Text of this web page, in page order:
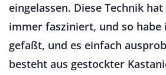
eingelassen. Diese Technik
immer fasziniert, und so habe
gefaßt, und es einfach
besteht aus gestockter